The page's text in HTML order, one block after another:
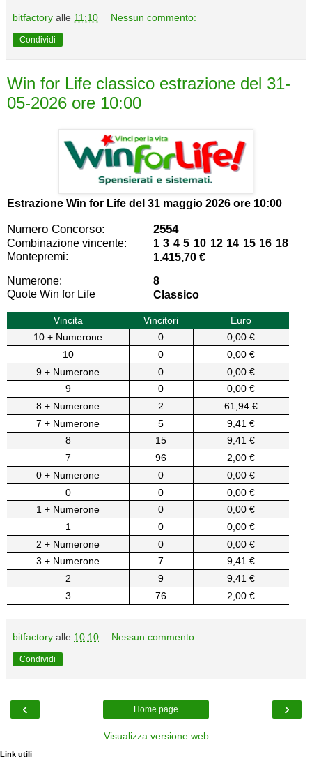
bitfactory alle 11:10 Nessun commento:
Condividi
Win for Life classico estrazione del 31-
05-2026 ore 10:00
Estrazione Win for Life del 31 maggio 2026 ore 10:00
Numero Concorso: 2554
Combinazione vincente:
1 3 4 5 10 12 14 15 16 18
Montepremi:
1.415,70 €
Numerone:
8
Quote Win for Life
Classico
Vincita Vincitori
Euro
10 + Numerone
0
0,00 €
10
0
0,00 €
9 + Numerone
0
0,00 €
9
0
0,00 €
8 + Numerone
2
61,94 €
7 + Numerone
5
9,41 €
8
15
9,41 €
7
96
2,00 €
0 + Numerone
0
0,00 €
0
0
0,00 €
1 + Numerone
0
0,00 €
1
0
0,00 €
2 + Numerone
0
0,00 €
3 + Numerone
7
9,41 €
2
9
9,41 €
3
76 2,00 €
bitfactory alle 10:10 Nessun commento:
Condividi
‹ ›
Home page
Visualizza versione web
Link utili